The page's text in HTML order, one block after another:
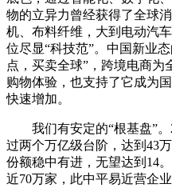
物的立异力曾经获得了全球
机、布料纤维，大到电动汽
位尽显“科技范”。中国新业
点，买卖全球”，跨境电商为
购物体验，也支持了它成为
快速增加。
我们有安定的“根基盘”。
过两个万亿级台阶，达到43
份额稳中有进，无望达到14
近70万家，此中平易近营企